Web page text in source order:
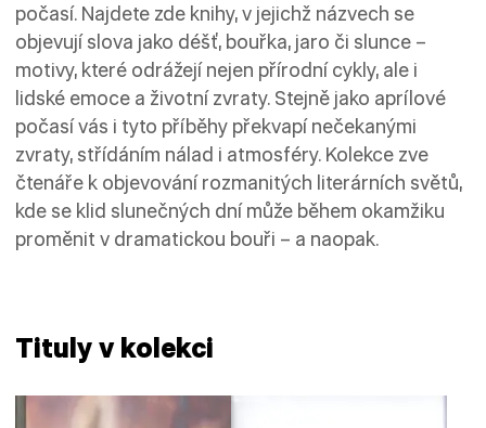
počasí. Najdete zde knihy, v jejichž názvech se
objevují slova jako déšť, bouřka, jaro či slunce –
motivy, které odrážejí nejen přírodní cykly, ale i
lidské emoce a životní zvraty. Stejně jako aprílové
počasí vás i tyto příběhy překvapí nečekanými
zvraty, střídáním nálad i atmosféry. Kolekce zve
čtenáře k objevování rozmanitých literárních světů,
kde se klid slunečných dní může během okamžiku
proměnit v dramatickou bouři – a naopak.
Tituly v kolekci